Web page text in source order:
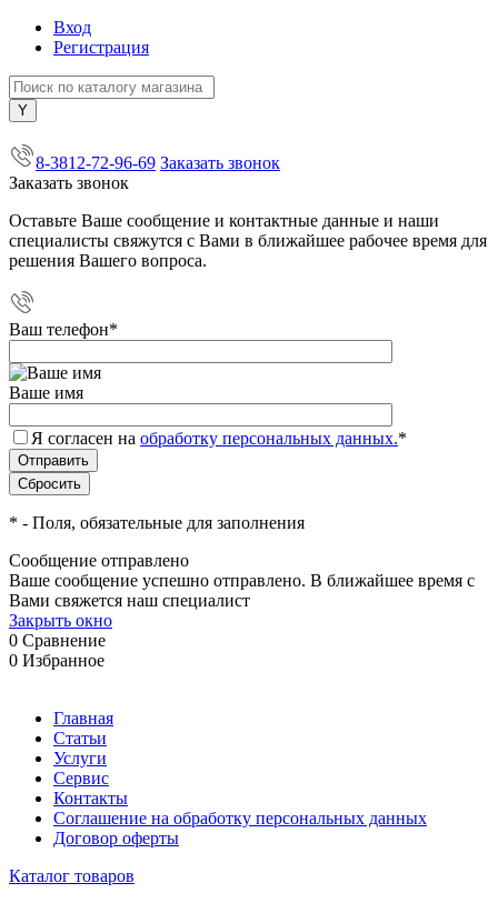
Вход
Регистрация
8-3812-72-96-69 Заказать звонок
Заказать звонок
Оставьте Ваше сообщение и контактные данные и наши
специалисты свяжутся с Вами в ближайшее рабочее время для
решения Вашего вопроса.
Ваш телефон*
Ваше имя
Я согласен на обработку персональных данных.*
* - Поля, обязательные для заполнения
Сообщение отправлено
Ваше сообщение успешно отправлено. В ближайшее время с
Вами свяжется наш специалист
Закрыть окно
0 Сравнение
0 Избранное
Главная
Статьи
Услуги
Сервис
Контакты
Соглашение на обработку персональных данных
Договор оферты
Каталог товаров